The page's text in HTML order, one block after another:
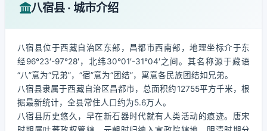
八宿县 · 城市介绍
八宿县位于西藏自治区东部，昌都市西南部，地理坐标介于东
经96°23′-97°28′，北纬30°01′-31°04′之间。其名称源于藏语
“八”意为“兄弟”，“宿”意为“团结”，寓意各民族团结如兄弟。
八宿县隶属于西藏自治区昌都市，总面积约12755平方千米，根
据最新统计，全县常住人口约为5.6万人。
八宿县历史悠久，早在新石器时代就有人类活动的痕迹。唐宋